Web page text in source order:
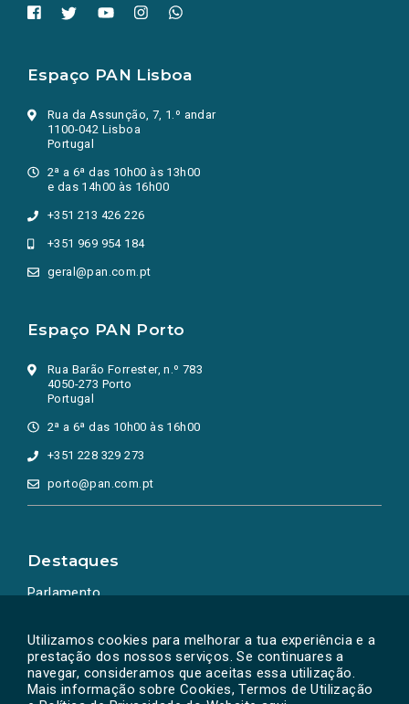
Utilizamos cookies para melhorar a tua experiência e a
prestação dos nossos serviços. Se continuares a
navegar, consideramos que aceitas essa utilização.
Mais informação sobre Cookies, Termos de Utilização
Espaço PAN Lisboa
Rua da Assunção, 7, 1.º andar
1100-042 Lisboa
Portugal
2ª a 6ª das 10h00 às 13h00
e das 14h00 às 16h00
+351 213 426 226
+351 969 954 184
geral@pan.com.pt
Espaço PAN Porto
Rua Barão Forrester, n.º 783
4050-273 Porto
Portugal
2ª a 6ª das 10h00 às 16h00
+351 228 329 273
porto@pan.com.pt
Destaques
Parlamento